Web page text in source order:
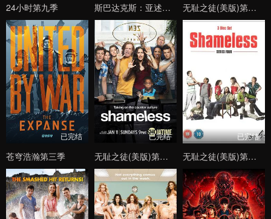
24小时第九季 斯巴达克斯：亚述家族 无耻之徒(美版)第一季
已完结
苍穹浩瀚第三季
已完结
无耻之徒(美版)第五季
已完结
无耻之徒(美版)第四季